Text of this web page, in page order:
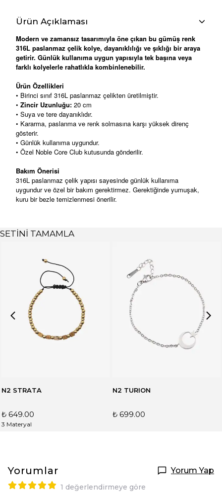
Ürün Açıklaması
Modern ve zamansız tasarımıyla öne çıkan bu gümüş renk
316L paslanmaz çelik kolye, dayanıklılığı ve şıklığı bir araya
getirir. Günlük kullanıma uygun yapısıyla tek başına veya
farklı kolyelerle rahatlıkla kombinlenebilir.
Ürün Özellikleri
• Birinci sınıf 316L paslanmaz çelikten üretilmiştir.
• Zincir Uzunluğu: 20 cm
• Suya ve tere dayanıklıdır.
• Kararma, paslanma ve renk solmasına karşı yüksek direnç
gösterir.
• Günlük kullanıma uygundur.
• Özel Noble Core Club kutusunda gönderilir.
Bakım Önerisi
316L paslanmaz çelik yapısı sayesinde günlük kullanıma
uygundur ve özel bir bakım gerektirmez. Gerektiğinde yumuşak,
kuru bir bezle temizlenmesi önerilir.
SETİNİ TAMAMLA
N2 STRATA
₺ 649.00
3 Materyal
N2 TURION
₺ 699.00
Yorumlar Yorum Yap
1 değerlendirmeye göre